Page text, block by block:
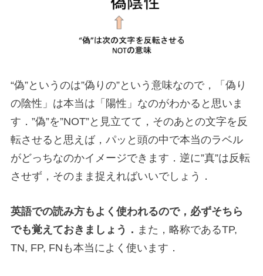
“偽”というのは”偽りの”という意味なので，「偽り
の陰性」は本当は「陽性」なのがわかると思いま
す．”偽”を”NOT”と見立てて，そのあとの文字を反
転させると思えば，パッと頭の中で本当のラベル
がどっちなのかイメージできます．逆に”真”は反転
させず，そのまま捉えればいいでしょう．
英語での読み方もよく使われるので，必ずそちら
でも覚えておきましょう． また，略称であるTP,
TN, FP, FNも本当によく使います．